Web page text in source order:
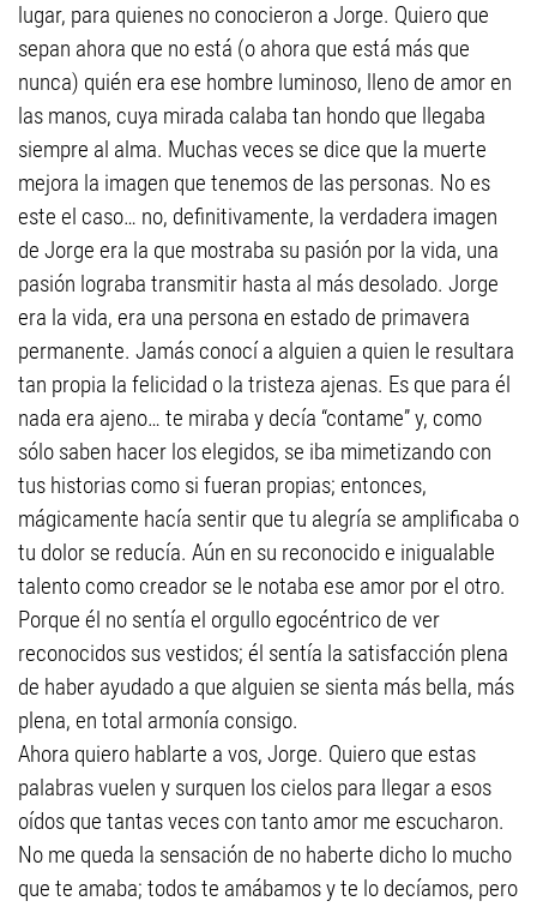
lugar, para quienes no conocieron a Jorge. Quiero que
sepan ahora que no está (o ahora que está más que
nunca) quién era ese hombre luminoso, lleno de amor en
las manos, cuya mirada calaba tan hondo que llegaba
siempre al alma. Muchas veces se dice que la muerte
mejora la imagen que tenemos de las personas. No es
este el caso… no, definitivamente, la verdadera imagen
de Jorge era la que mostraba su pasión por la vida, una
pasión lograba transmitir hasta al más desolado. Jorge
era la vida, era una persona en estado de primavera
permanente. Jamás conocí a alguien a quien le resultara
tan propia la felicidad o la tristeza ajenas. Es que para él
nada era ajeno… te miraba y decía “contame” y, como
sólo saben hacer los elegidos, se iba mimetizando con
tus historias como si fueran propias; entonces,
mágicamente hacía sentir que tu alegría se amplificaba o
tu dolor se reducía. Aún en su reconocido e inigualable
talento como creador se le notaba ese amor por el otro.
Porque él no sentía el orgullo egocéntrico de ver
reconocidos sus vestidos; él sentía la satisfacción plena
de haber ayudado a que alguien se sienta más bella, más
plena, en total armonía consigo.
Ahora quiero hablarte a vos, Jorge. Quiero que estas
palabras vuelen y surquen los cielos para llegar a esos
oídos que tantas veces con tanto amor me escucharon.
No me queda la sensación de no haberte dicho lo mucho
que te amaba; todos te amábamos y te lo decíamos, pero